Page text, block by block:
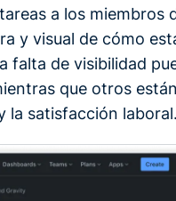
a los miembros
y visual de cómo
falta de visibilidad
que otros
la satisfacción laboral.